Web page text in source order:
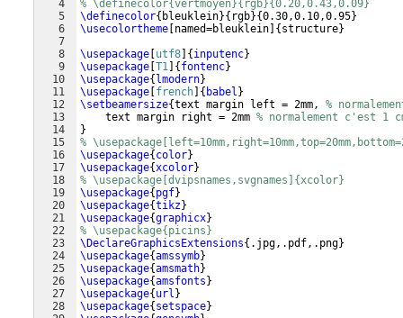
4
5
6
7
8
9
10
11
12
13
14
15
16
17
18
19
20
21
22
23
24
25
26
27
28
% \definecolor{vertmoyen}{rgb}{0.20,0.43,0.09}
\definecolor{ bleuklein}{ rgb}{0.30,0.10,0.95}
\usecolortheme named=bleuklein { structure}
\usepackage utf8 { inputenc}
\usepackage T1 { fontenc}
\usepackage{ lmodern}
\usepackage french { babel }
\setbeamersize{text margin left = 2mm, %
    text margin right = 2mm
% normalement c'est 1
}
%
\usepackage{ color}
\usepackage{xcolor}
% \usepackage[dvipsnames,svgnames]{xcolor}
\usepackage{ pgf}
\usepackage{tikz}
\usepackage{graphicx}
% \usepackage{picins}
\DeclareGraphicsExtensions{ .jpg,.pdf,.png}
\usepackage{amssymb}
\usepackage{amsmath}
\usepackage{amsfonts }
\usepackage{ url }
\usepackage{ setspace}